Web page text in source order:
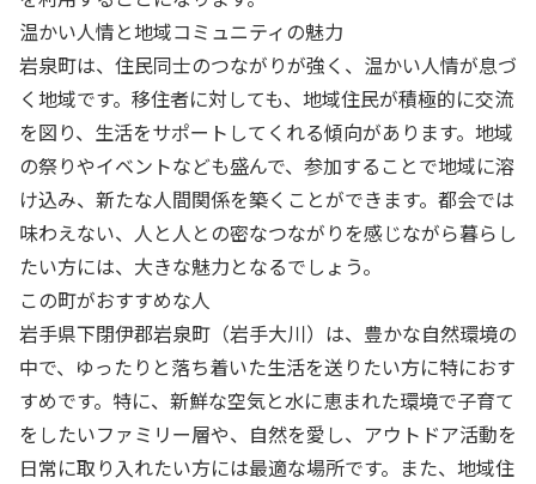
温かい人情と地域コミュニティの魅力
岩泉町は、住民同士のつながりが強く、温かい人情が息づ
く地域です。移住者に対しても、地域住民が積極的に交流
を図り、生活をサポートしてくれる傾向があります。地域
の祭りやイベントなども盛んで、参加することで地域に溶
け込み、新たな人間関係を築くことができます。都会では
味わえない、人と人との密なつながりを感じながら暮らし
たい方には、大きな魅力となるでしょう。
この町がおすすめな人
岩手県下閉伊郡岩泉町（岩手大川）は、豊かな自然環境の
中で、ゆったりと落ち着いた生活を送りたい方に特におす
すめです。特に、新鮮な空気と水に恵まれた環境で子育て
をしたいファミリー層や、自然を愛し、アウトドア活動を
日常に取り入れたい方には最適な場所です。また、地域住